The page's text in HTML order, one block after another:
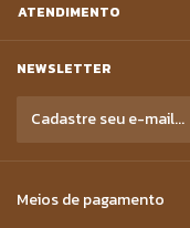
ATENDIMENTO
NEWSLETTER
Meios de pagamento